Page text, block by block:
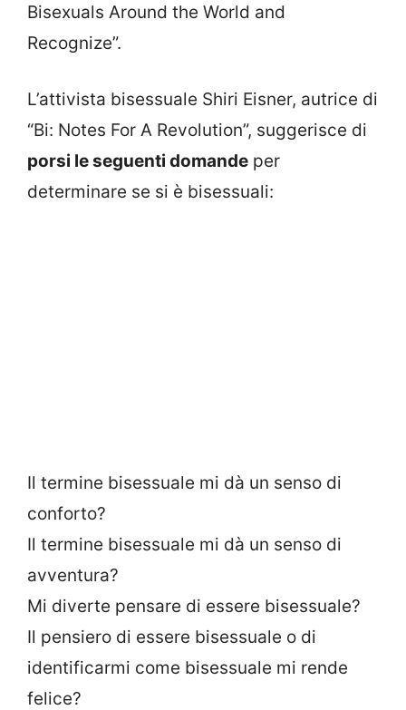
Bisexuals Around the World and
Recognize”.
L’attivista bisessuale Shiri Eisner, autrice di
“Bi: Notes For A Revolution”, suggerisce di
porsi le seguenti domande per
determinare se si è bisessuali:
Il termine bisessuale mi dà un senso di
conforto?
Il termine bisessuale mi dà un senso di
avventura?
Mi diverte pensare di essere bisessuale?
Il pensiero di essere bisessuale o di
identificarmi come bisessuale mi rende
felice?